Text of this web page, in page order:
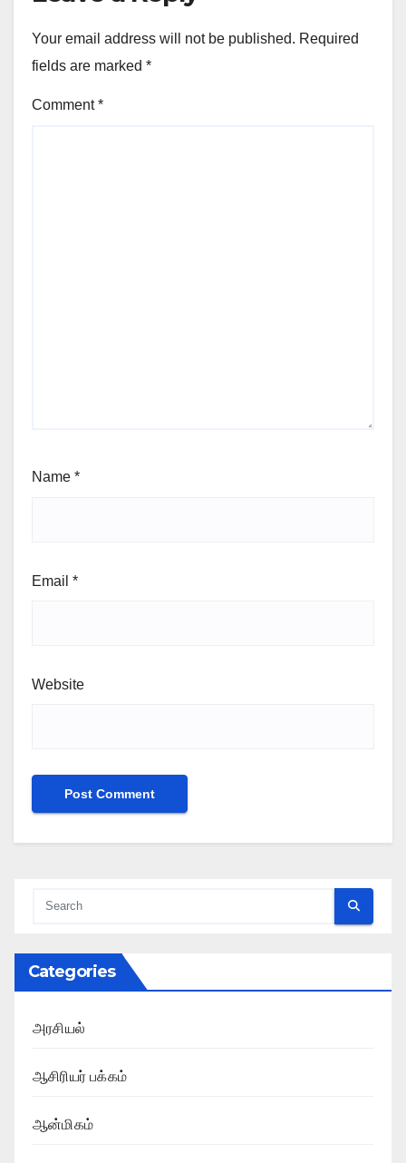
Your email address will not be published. Required
fields are marked *
Comment*
Name *
Email *
Website
Categories
அரசியல்
ஆசிரியர் பக்கம்
ஆன்மிகம்